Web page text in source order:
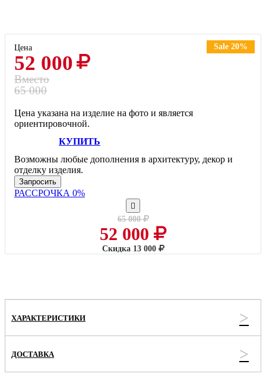
Цена
52 000
Sale 20%
Вместо
65 000
Цена указана на изделие на фото и является
ориентировочной.
КУПИТЬ
Возможны любые дополнения в архитектуру, декор и
отделку изделия.
Запросить
РАССРОЧКА 0%
65 000
52 000
Скидка 13 000
ХАРАКТЕРИСТИКИ
ДОСТАВКА